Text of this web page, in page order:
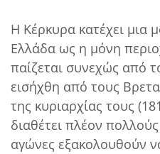
Η Κέρκυρα κατέχει μια
Ελλάδα ως η μόνη
παίζεται συνεχώς από
εισήχθη από τους
της κυριαρχίας τους
διαθέτει πλέον
αγώνες εξακολουθούν